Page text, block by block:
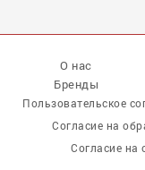
О нас
Бренды
Пользовательское
Согласие на
Согласие на